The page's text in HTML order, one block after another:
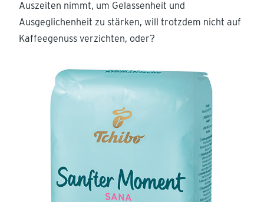
Auszeiten nimmt, um Gelassenheit und
Ausgeglichenheit zu stärken, will trotzdem nicht auf
Kaffeegenuss verzichten, oder?